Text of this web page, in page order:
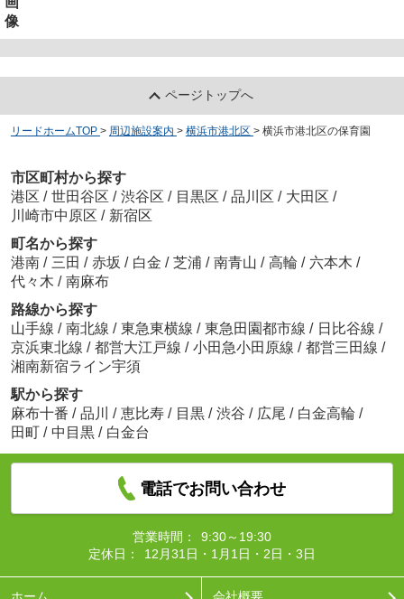
ページトップへ
リードホームTOP > 周辺施設案内 > 横浜市港北区 > 横浜市港北区の保育園
市区町村から探す
港区 / 世田谷区 / 渋谷区 / 目黒区 / 品川区 / 大田区 /
川崎市中原区 / 新宿区
町名から探す
港南 / 三田 / 赤坂 / 白金 / 芝浦 / 南青山 / 高輪 / 六本木 /
代々木 / 南麻布
路線から探す
山手線 / 南北線 / 東急東横線 / 東急田園都市線 / 日比谷線 /
京浜東北線 / 都営大江戸線 / 小田急小田原線 / 都営三田線 /
湘南新宿ライン宇須
駅から探す
麻布十番 / 品川 / 恵比寿 / 目黒 / 渋谷 / 広尾 / 白金高輪 /
田町 / 中目黒 / 白金台
電話でお問い合わせ
営業時間：
9:30～19:30
定休日：
12月31日・1月1日・2日・3日